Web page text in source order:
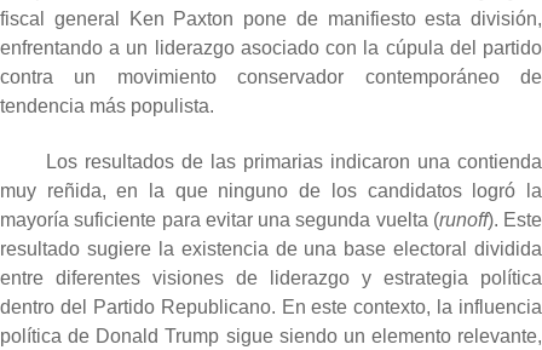
fiscal general Ken Paxton pone de manifiesto esta división,
enfrentando a un liderazgo asociado con la cúpula del partido
contra un movimiento conservador contemporáneo de
tendencia más populista.
Los resultados de las primarias indicaron una contienda
muy reñida, en la que ninguno de los candidatos logró la
mayoría suficiente para evitar una segunda vuelta (runoff). Este
resultado sugiere la existencia de una base electoral dividida
entre diferentes visiones de liderazgo y estrategia política
dentro del Partido Republicano. En este contexto, la influencia
política de Donald Trump sigue siendo un elemento relevante,